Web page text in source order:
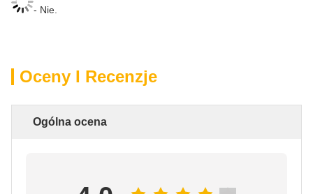
- Nie.
Oceny I Recenzje
Ogólna ocena